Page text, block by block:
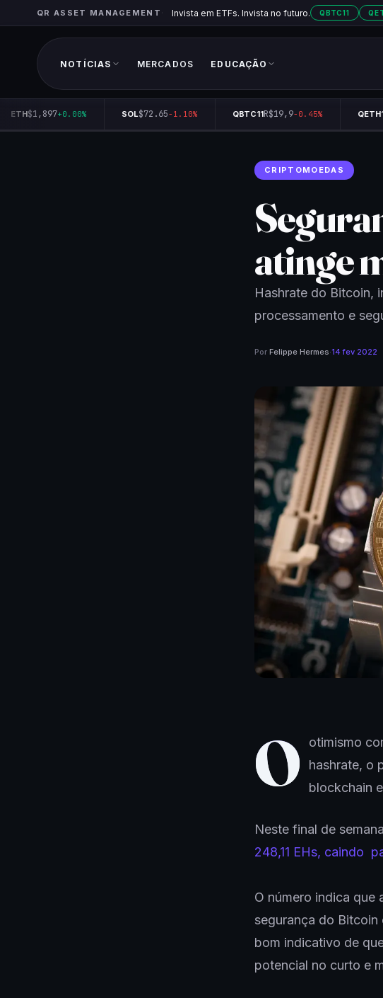
QR ASSET MANAGEMENT Invista em ETFs. Invista no futuro. QBTC11
NOTÍCIAS MERCADOS EDUCAÇÃO
ETH$1,897+0.00% SOL$72.65-1.10% QBTC11R$19,9-0.45% QETH11
CRIPTOMOEDAS
atinge
Hashrate do Bitcoin,
processamento e
Por Felippe Hermes·14 fev 2022
O
otimismo
hashrate, o
blockchain
Neste final de
248,11 EHs, caindo
O número indica que
segurança do Bitcoin
bom indicativo de
potencial no curto e